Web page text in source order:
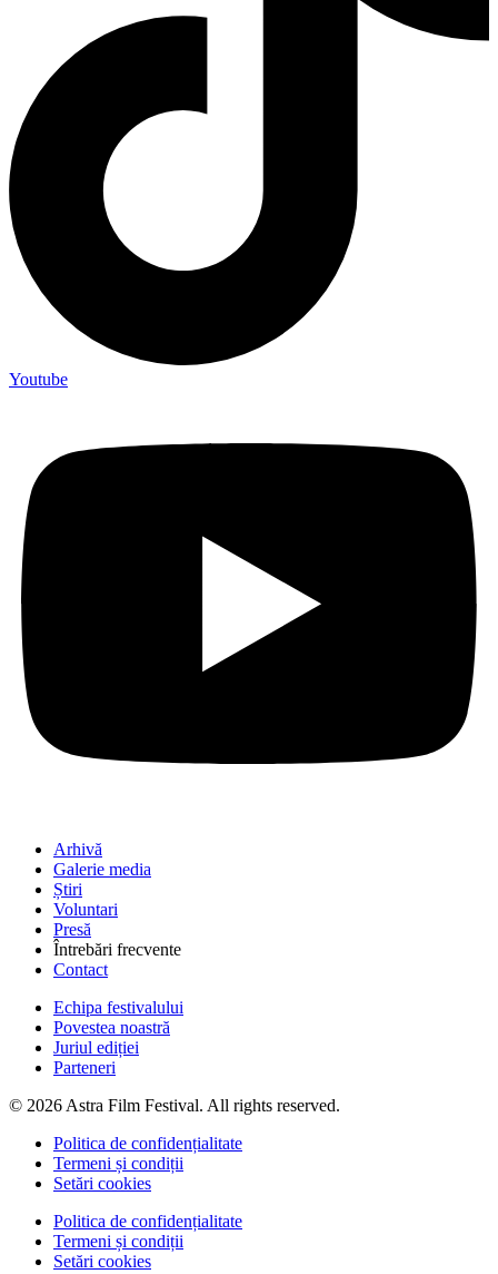
Youtube
Arhivă
Galerie media
Știri
Voluntari
Presă
Întrebări frecvente
Contact
Echipa festivalului
Povestea noastră
Juriul ediției
Parteneri
© 2026 Astra Film Festival. All rights reserved.
Politica de confidențialitate
Termeni și condiții
Setări cookies
Politica de confidențialitate
Termeni și condiții
Setări cookies